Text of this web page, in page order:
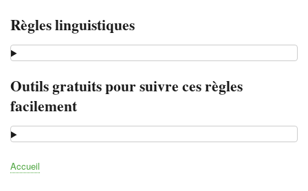
Règles linguistiques
Outils gratuits pour suivre ces règles
facilement
Accueil